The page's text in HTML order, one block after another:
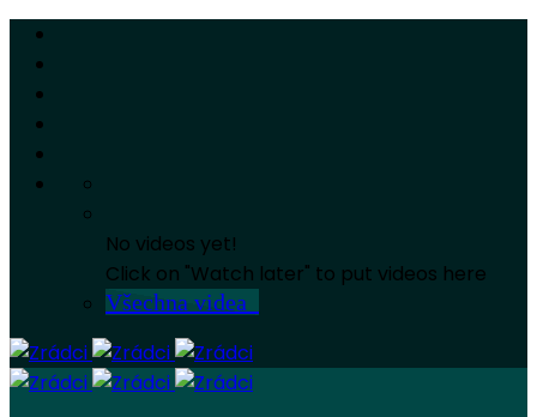
No videos yet!
Click on "Watch later" to put videos here
Všechna videa